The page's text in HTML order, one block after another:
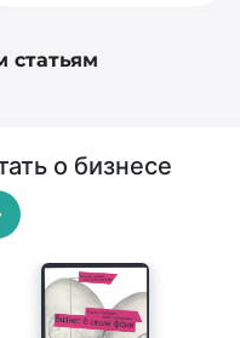
статьям
о бизнесе